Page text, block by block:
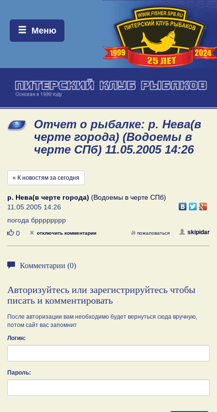
Меню:
Меню
Отчет о рыбалке: р. Нева(в
черте города) (Водоемы в
черте СПб) 11.05.2005 14:26
« К новостям за сегодня
р. Нева(в черте города) (Водоемы в черте СПб)
11.05.2005 14:26
погода брррррррр
Нравится
0 отключить комментарии skipidar
пожаловаться
Комментарии (0)
Авторизуйтесь или зарегистрируйтесь чтобы
писать и комментировать
После авторизации вам необходимо будет вернуться сюда вручную,
потом сайт вас запомнит
Логин:
Пароль: